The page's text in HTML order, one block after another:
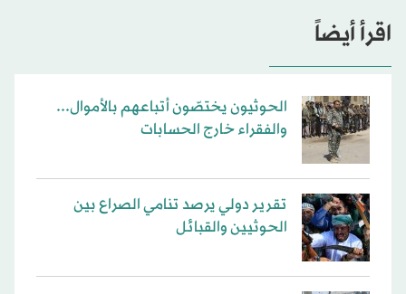
اقرأ أيضاً
الحوثيون يختصّون أتباعهم بالأموال...
والفقراء خارج الحسابات
تقرير دولي يرصد تنامي الصراع بين
الحوثيين والقبائل